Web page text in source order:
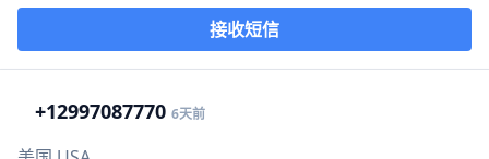
接收短信
+12997087770 6天前